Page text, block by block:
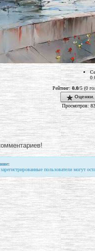
Рейтинг:0.0/5 (0
Оценки.
Просмотров:
пользователи могут